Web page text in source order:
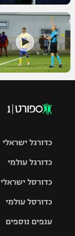
כדורגל ישראלי
גביע הטוטו
כדורגל עולמי
האלופות
ליגה
כדורסל ישראלי
סל
כדורסל עולמי
ענפים נוספים